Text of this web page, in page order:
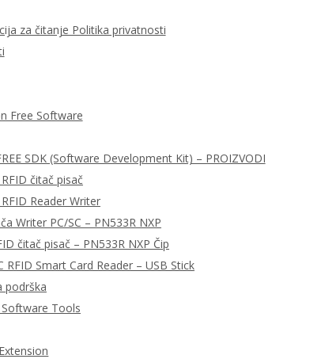
za čitanje Politika privatnosti
Free Software
SDK (Software Development Kit) – PROIZVODI
čitač pisač
Reader Writer
Writer PC/SC – PN533R NXP
čitač pisač – PN533R NXP Čip
RFID Smart Card Reader – USB Stick
podrška
Software Tools